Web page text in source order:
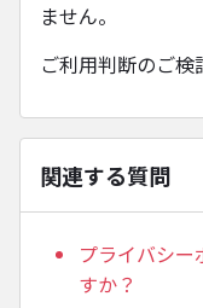
ません。
ご利用判断のご検
関連する質問
プライバシ
すか？